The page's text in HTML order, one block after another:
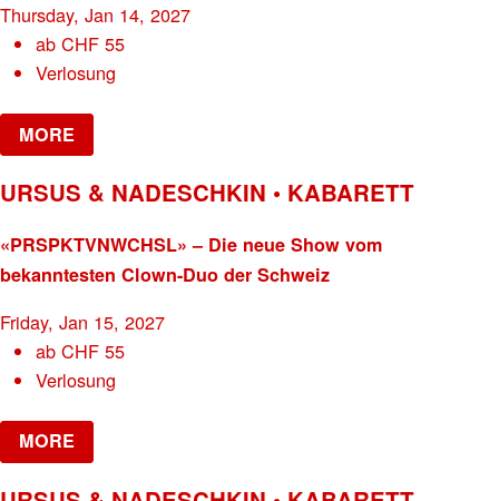
Thursday, Jan 14, 2027
abCHF 55
Verlosung
MORE
URSUS & NADESCHKIN • KABARETT
«PRSPKTVNWCHSL» – Die neue Show vom
bekanntesten Clown-Duo der Schweiz
Friday, Jan 15, 2027
abCHF 55
Verlosung
MORE